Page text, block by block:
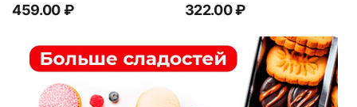
459.00₽ 322.00₽